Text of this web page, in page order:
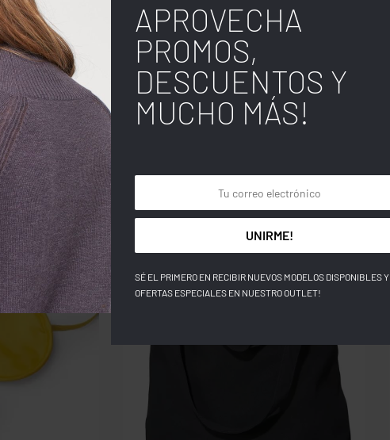
APROVECHA
PROMOS,
DESCUENTOS Y
MUCHO MÁS!
UNIRME!
SÉ EL PRIMERO EN RECIBIR NUEVOS MODELOS DISPONIBLES Y
OFERTAS ESPECIALES EN NUESTRO OUTLET!